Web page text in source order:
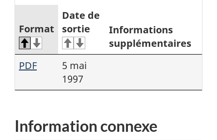
Format
Date de
sortie
Informations
supplémentaires
PDF
5 mai
1997
Information connexe